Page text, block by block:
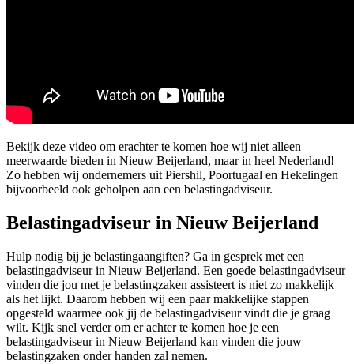
Bekijk deze video om erachter te komen hoe wij niet alleen
meerwaarde bieden in Nieuw Beijerland, maar in heel Nederland!
Zo hebben wij ondernemers uit Piershil, Poortugaal en Hekelingen
bijvoorbeeld ook geholpen aan een belastingadviseur.
Belastingadviseur in Nieuw Beijerland
Hulp nodig bij je belastingaangiften? Ga in gesprek met een
belastingadviseur in Nieuw Beijerland. Een goede belastingadviseur
vinden die jou met je belastingzaken assisteert is niet zo makkelijk
als het lijkt. Daarom hebben wij een paar makkelijke stappen
opgesteld waarmee ook jij de belastingadviseur vindt die je graag
wilt. Kijk snel verder om er achter te komen hoe je een
belastingadviseur in Nieuw Beijerland kan vinden die jouw
belastingzaken onder handen zal nemen.